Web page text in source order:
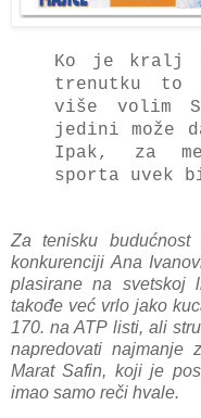
Ko je kralj
trenutku to
više volim
jedini može
Ipak, za
sporta uvek
Za tenisku
konkurenciji Ana
plasirane na svetskoj
takođe već vrlo jako
170. na ATP listi, ali
napredovati
Marat Safin, koji je
imao samo reči hvale.